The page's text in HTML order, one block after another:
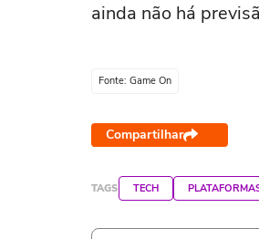
ainda não há
Fonte: Game On
Compartilhar
TAGS TECH